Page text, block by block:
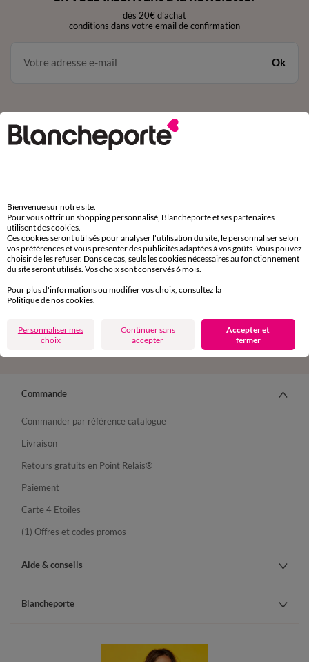
dès 20€ d’achat
conditions dans votre email de confirmation
Ok
Téléchargez l’application
Depuis votre iPhone
Commande
Commander par référence catalogue
Livraison
Retours gratuits en Point Relais®
Paiement
Carte 4 Etoiles
(1) Offres et codes promos
Aide & conseils
Blancheporte
Bienvenue sur notre site.
Pour vous offrir un shopping personnalisé, Blancheporte et ses partenaires
utilisent des cookies.
Ces cookies seront utilisés pour analyser l'utilisation du site, le personnaliser selon
vos préférences et vous présenter des publicités adaptées à vos goûts. Vous pouvez
choisir de les refuser. Dans ce cas, seuls les cookies nécessaires au fonctionnement
du site seront utilisés. Vos choix sont conservés 6 mois.
Pour plus d'informations ou modifier vos choix, consultez la
Politique de nos cookies.
Personnaliser mes
choix
Continuer sans
accepter
Accepter et
fermer